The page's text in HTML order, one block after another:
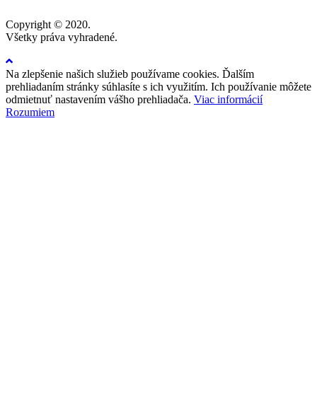
Copyright © 2020.
Všetky práva vyhradené.
Na zlepšenie našich služieb používame cookies. Ďalším
prehliadaním stránky súhlasíte s ich využitím. Ich používanie môžete
odmietnuť nastavením vášho prehliadača. Viac informácií
Rozumiem